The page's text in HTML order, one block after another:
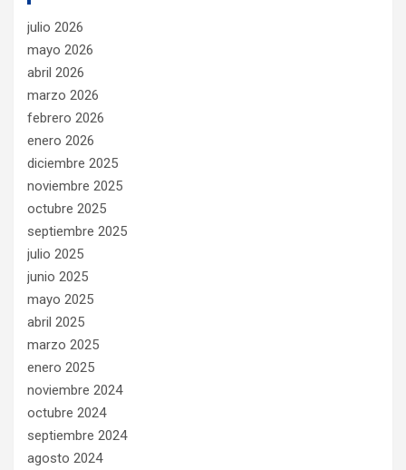
julio 2026
mayo 2026
abril 2026
marzo 2026
febrero 2026
enero 2026
diciembre 2025
noviembre 2025
octubre 2025
septiembre 2025
julio 2025
junio 2025
mayo 2025
abril 2025
marzo 2025
enero 2025
noviembre 2024
octubre 2024
septiembre 2024
agosto 2024